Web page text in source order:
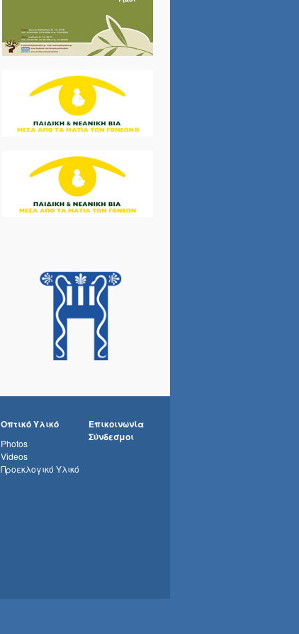
Οπτικό Υλικό
Photos
Videos
Προεκλογικό Υλικό
Επικοινωνία
Σύνδεσμοι